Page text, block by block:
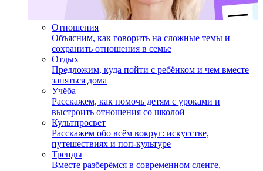
Отношения
Объясним, как говорить на сложные темы и
сохранить отношения в семье
Отдых
Предложим, куда пойти с ребёнком и чем вместе
заняться дома
Учёба
Расскажем, как помочь детям с уроками и
выстроить отношения со школой
Культпросвет
Расскажем обо всём вокруг: искусстве,
путешествиях и поп-культуре
Тренды
Вместе разберёмся в современном сленге,